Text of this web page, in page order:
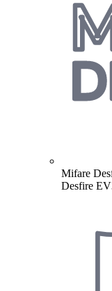
Mifare
Desfire